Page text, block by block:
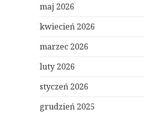
maj 2026
kwiecień 2026
marzec 2026
luty 2026
styczeń 2026
grudzień 2025